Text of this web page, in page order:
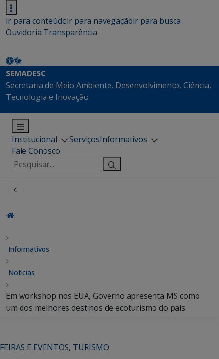
ir para conteúdoir para navegaçãoir para busca
Ouvidoria Transparência
SEMADESC
Secretaria de Meio Ambiente, Desenvolvimento, Ciência,
Tecnologia e Inovação
Institucional ServiçosInformativos
Fale Conosco
Pesquisar
por:
Informativos
Notícias
Em workshop nos EUA, Governo apresenta MS como
um dos melhores destinos de ecoturismo do país
FEIRAS E EVENTOS, TURISMO